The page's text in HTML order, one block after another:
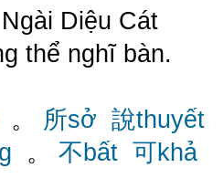
Diệu Cát
thể nghĩ bàn.
。 所sở 說thuyết
。 不bất 可khả